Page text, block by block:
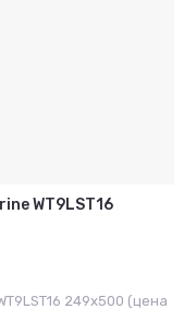
WT9LST16
249x500 (цена